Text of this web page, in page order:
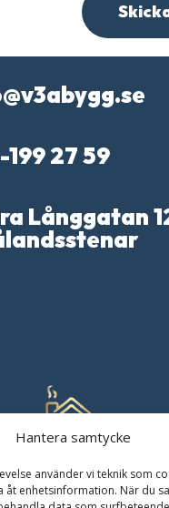
Hantera samtycke
använder vi teknik som
åt enhetsinformation. När du
27 59
Långgatan